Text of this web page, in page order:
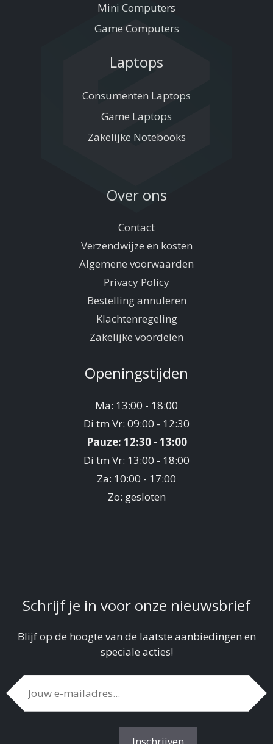
Mini Computers
Game Computers
Laptops
Consumenten Laptops
Game Laptops
Zakelijke Notebooks
Over ons
Contact
Verzendwijze en kosten
Algemene voorwaarden
Privacy Policy
Bestelling annuleren
Klachtenregeling
Zakelijke voordelen
Openingstijden
Ma: 13:00 - 18:00
Di tm Vr: 09:00 - 12:30
Pauze: 12:30 - 13:00
Di tm Vr: 13:00 - 18:00
Za: 10:00 - 17:00
Zo: gesloten
Schrijf je in voor onze nieuwsbrief
Blijf op de hoogte van de laatste aanbiedingen en
speciale acties!